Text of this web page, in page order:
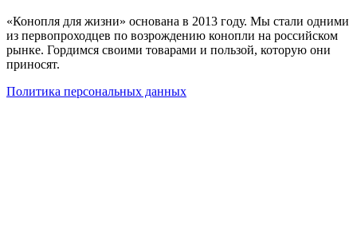
«Конопля для жизни» основана в 2013 году. Мы стали одними
из первопроходцев по возрождению конопли на российском
рынке. Гордимся своими товарами и пользой, которую они
приносят.
Политика персональных данных